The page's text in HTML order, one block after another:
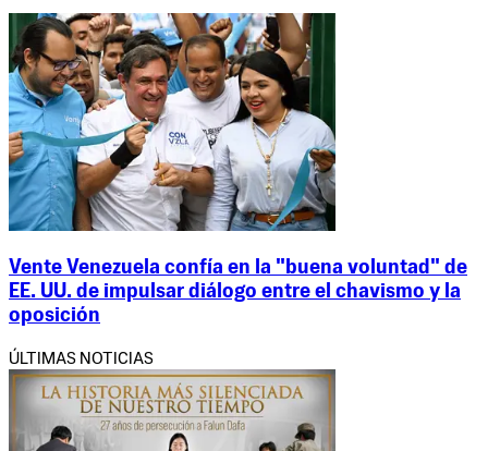
Vente Venezuela confía en la "buena voluntad" de
EE. UU. de impulsar diálogo entre el chavismo y la
oposición
ÚLTIMAS NOTICIAS